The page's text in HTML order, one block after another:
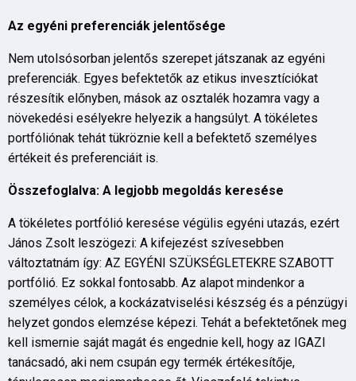
Az egyéni preferenciák jelentősége
Nem utolsósorban jelentős szerepet játszanak az egyéni
preferenciák. Egyes befektetők az etikus invesztíciókat
részesítik előnyben, mások az osztalék hozamra vagy a
növekedési esélyekre helyezik a hangsúlyt. A tökéletes
portfóliónak tehát tükröznie kell a befektető személyes
értékeit és preferenciáit is.
Összefoglalva: A legjobb megoldás keresése
A tökéletes portfólió keresése végülis egyéni utazás, ezért
János Zsolt leszögezi: A kifejezést szívesebben
változtatnám így: AZ EGYÉNI SZÜKSÉGLETEKRE SZABOTT
portfólió. Ez sokkal fontosabb. Az alapot mindenkor a
személyes célok, a kockázatviselési készség és a pénzügyi
helyzet gondos elemzése képezi. Tehát a befektetőnek meg
kell ismernie saját magát és engednie kell, hogy az IGAZI
tanácsadó, aki nem csupán egy termék értékesítője,